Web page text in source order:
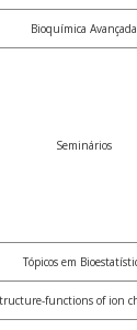
Bioquímica Avançada
Seminários
Tópicos em
functions of ion